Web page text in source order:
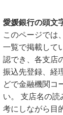
愛媛銀行の頭文
このページでは
一覧で掲載して
認でき、各支店
振込先登録、経
どで金融機関コ
い。 支店名の
考にしながら目